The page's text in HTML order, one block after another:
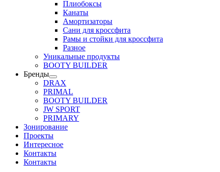
Плиобоксы
Канаты
Амортизаторы
Сани для кроссфита
Рамы и стойки для кроссфита
Разное
Уникальные продукты
BOOTY BUILDER
Бренды
DRAX
PRIMAL
BOOTY BUILDER
JW SPORT
PRIMARY
Зонирование
Проекты
Интересное
Контакты
Контакты